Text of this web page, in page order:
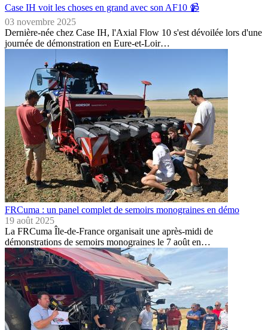
Case IH voit les choses en grand avec son AF10 📹
03 novembre 2025
Dernière-née chez Case IH, l'Axial Flow 10 s'est dévoilée lors d'une
journée de démonstration en Eure-et-Loir…
FRCuma : un panel complet de semoirs monograines en démo
19 août 2025
La FRCuma Île-de-France organisait une après-midi de
démonstrations de semoirs monograines le 7 août en…